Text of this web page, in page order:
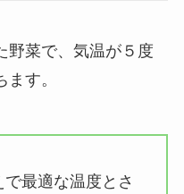
野菜で、気温が５度
す。
最適な温度とさ